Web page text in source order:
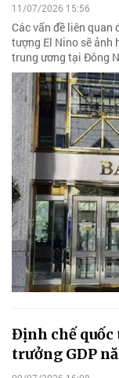
11/07/2026 15:56
Các vấn đề liên quan
tượng El Nino sẽ ảnh
trung ương tại Đông
Định chế quốc
trưởng GDP